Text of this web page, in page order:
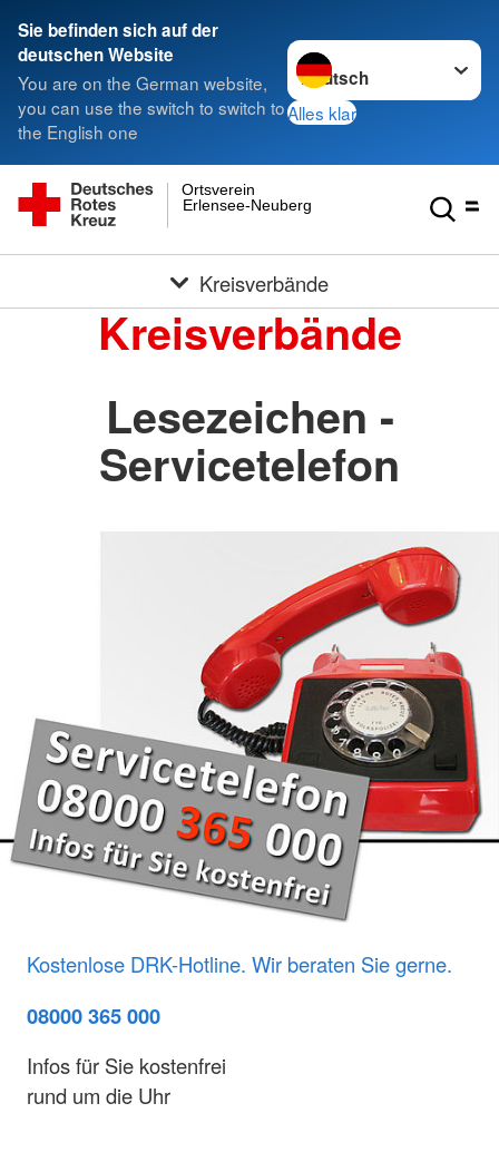
Sie befinden sich auf der
deutschen Website
You are on the German website,
you can use the switch to switch to
the English one
Sprache wechseln zu
Alles klar
Erlensee-Neuberg
Ortsverein
Kreisverbände
Kreisverbände
Lesezeichen -
Servicetelefon
Kostenlose DRK-Hotline. Wir beraten Sie gerne.
08000 365 000
Infos für Sie kostenfrei
rund um die Uhr